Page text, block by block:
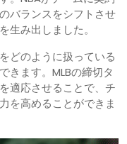
バランスをシフトさせ
生み出しました。
どのように扱っている
きます。MLBの締切タ
適応させることで、チ
を高めることができま